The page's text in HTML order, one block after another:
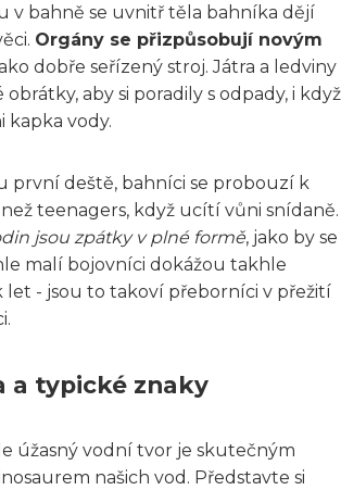
v bahně se uvnitř těla bahníka dějí
Orgány se přizpůsobují novým
dobře seřízený stroj. Játra a ledviny
aby si poradily s odpady, i když
kapka vody.
první deště, bahníci se probouzí k
teenagers, když ucítí vůni snídaně.
jsou zpátky v plné formě, jako by se
malí bojovníci dokážou takhle
let - jsou to takoví přeborníci v přežití
a typické znaky
úžasný vodní tvor je skutečným
našich vod. Představte si